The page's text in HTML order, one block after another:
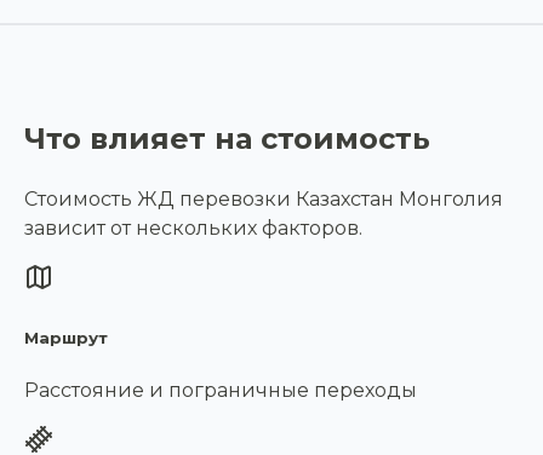
Что влияет на стоимость
Стоимость ЖД перевозки Казахстан Монголия
зависит от нескольких факторов.
Маршрут
Расстояние и пограничные переходы